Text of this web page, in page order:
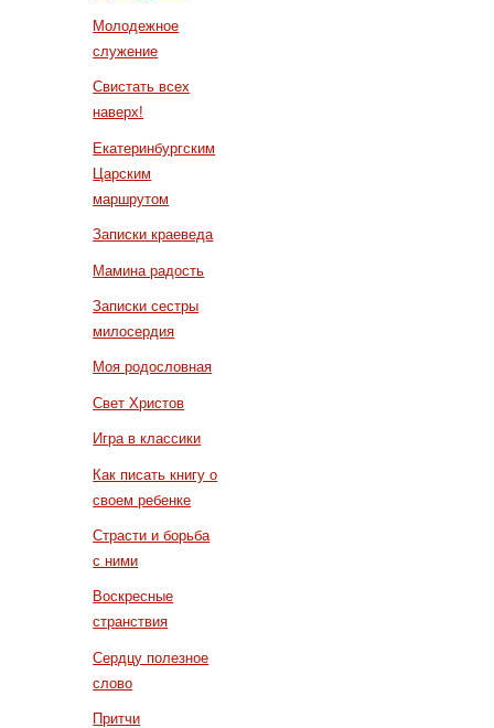
Молодежное
служение
Свистать всех
наверх!
Екатеринбургским
Царским
маршрутом
Записки краеведа
Мамина радость
Записки сестры
милосердия
Моя родословная
Свет Христов
Игра в классики
Как писать книгу о
своем ребенке
Страсти и борьба
с ними
Воскресные
странствия
Сердцу полезное
слово
Притчи